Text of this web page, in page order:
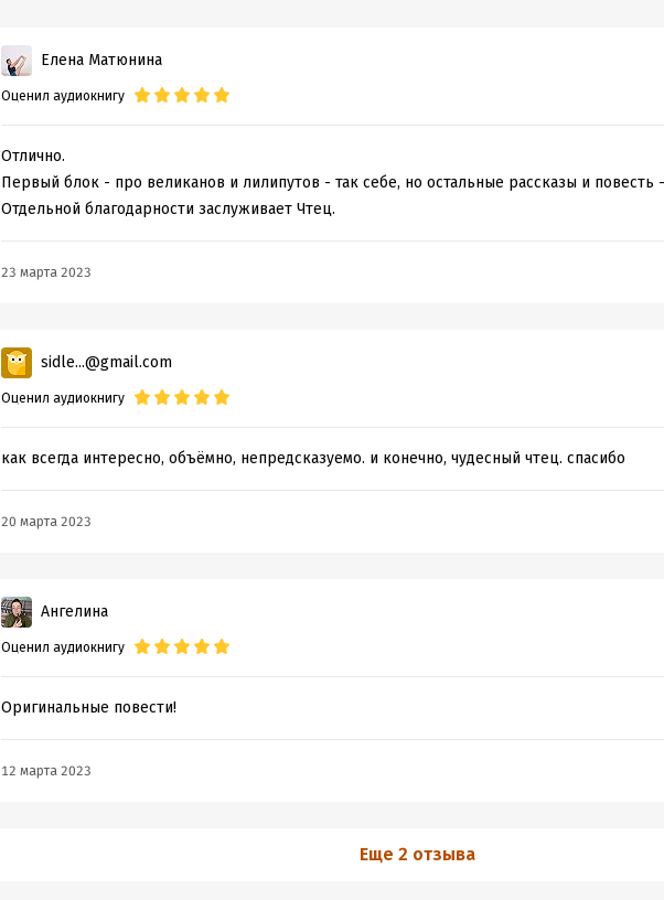
Елена Матюнина
Оценил аудиокнигу
Отлично.
Первый блок - про великанов и лилипутов - так себе, но остальные рассказы и повесть
Отдельной благодарности заслуживает Чтец.
23 марта 2023
sidle...@gmail.com
Оценил аудиокнигу
как всегда интересно, объёмно, непредсказуемо. и конечно, чудесный чтец. спасибо
20 марта 2023
Ангелина
Оценил аудиокнигу
Оригинальные повести!
12 марта 2023
Еще 2 отзыва